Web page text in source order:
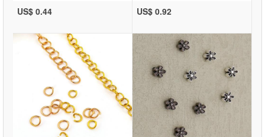
US$ 0.44 US$ 0.92